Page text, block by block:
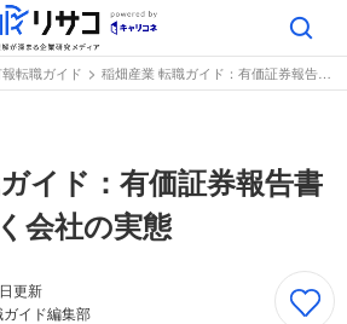
転職ガイド 稲畑産業 転職ガイド：有価証券報告書等から読み解く会社の実態
イド：有価証券報告書
会社の実態
更新
イド編集部